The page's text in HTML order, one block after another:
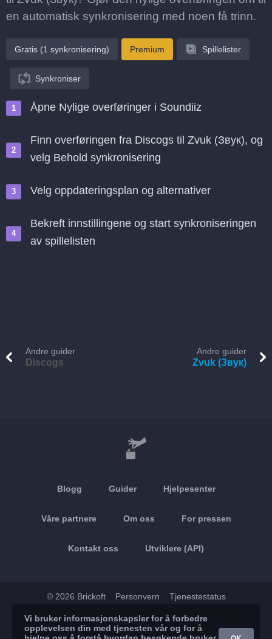
en automatisk synkronisering med noen få trinn.
Gratis (1 synkronisering) Premium Spillelister
Synkroniser
Åpne Nylige overføringer i Soundiiz
Finn overføringen fra Discogs til Zvuk (Звук), og
velg Behold synkronisering
Velg oppdateringsplan og alternativer
Bekreft innstillingene og start synkroniseringen
av spillelisten
Andre guider
Discogs
Andre guider
Zvuk (Звук)
Blogg Guider Hjelpesenter
Våre partnere Om oss For pressen
Kontakt oss Utviklere (API)
© 2026 Brickoft Personvern Tjenestestatus
App Store Google Play
Vi bruker informasjonskapsler for å forbedre
opplevelsen din med tjenesten vår og for å